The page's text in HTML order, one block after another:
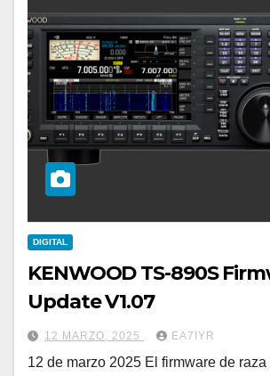
DIGITAL
KENWOOD TS-890S
Update V1.07
12 MARZO, 2025 EA7IYR
12 de marzo 2025 El firmware de